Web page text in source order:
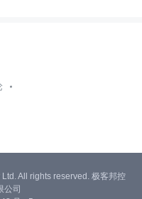
All rights reserved. 极客邦控
公司